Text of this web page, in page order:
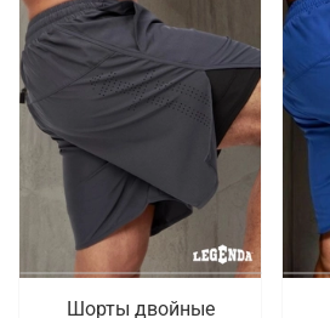
Шорты двойные